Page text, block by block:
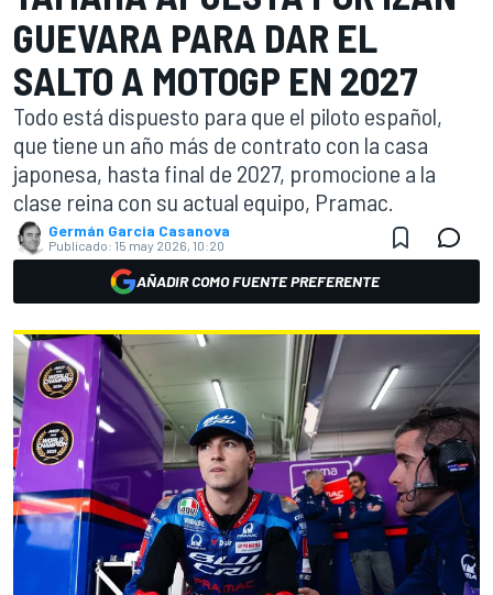
GUEVARA PARA DAR EL
SALTO A MOTOGP EN 2027
Todo está dispuesto para que el piloto español,
que tiene un año más de contrato con la casa
japonesa, hasta final de 2027, promocione a la
clase reina con su actual equipo, Pramac.
Germán Garcia Casanova
Publicado: 15 may 2026, 10:20
AÑADIR COMO FUENTE PREFERENTE